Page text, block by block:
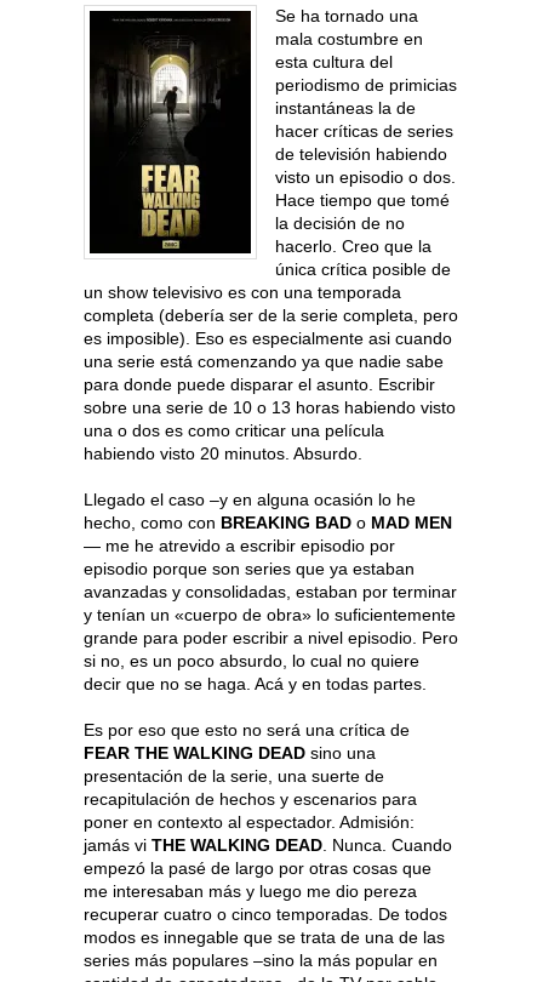
Se ha tornado una
mala costumbre en
esta cultura del
periodismo de primicias
instantáneas la de
hacer críticas de series
de televisión habiendo
visto un episodio o dos.
Hace tiempo que tomé
la decisión de no
hacerlo. Creo que la
única crítica posible de
un show televisivo es con una temporada
completa (debería ser de la serie completa, pero
es imposible). Eso es especialmente asi cuando
una serie está comenzando ya que nadie sabe
para donde puede disparar el asunto. Escribir
sobre una serie de 10 o 13 horas habiendo visto
una o dos es como criticar una película
habiendo visto 20 minutos. Absurdo.
Llegado el caso –y en alguna ocasión lo he
hecho, como con BREAKING BAD o MAD MEN
— me he atrevido a escribir episodio por
episodio porque son series que ya estaban
avanzadas y consolidadas, estaban por terminar
y tenían un «cuerpo de obra» lo suficientemente
grande para poder escribir a nivel episodio. Pero
si no, es un poco absurdo, lo cual no quiere
decir que no se haga. Acá y en todas partes.
Es por eso que esto no será una crítica de
FEAR THE WALKING DEAD sino una
presentación de la serie, una suerte de
recapitulación de hechos y escenarios para
poner en contexto al espectador. Admisión:
jamás vi THE WALKING DEAD. Nunca. Cuando
empezó la pasé de largo por otras cosas que
me interesaban más y luego me dio pereza
recuperar cuatro o cinco temporadas. De todos
modos es innegable que se trata de una de las
series más populares –sino la más popular en